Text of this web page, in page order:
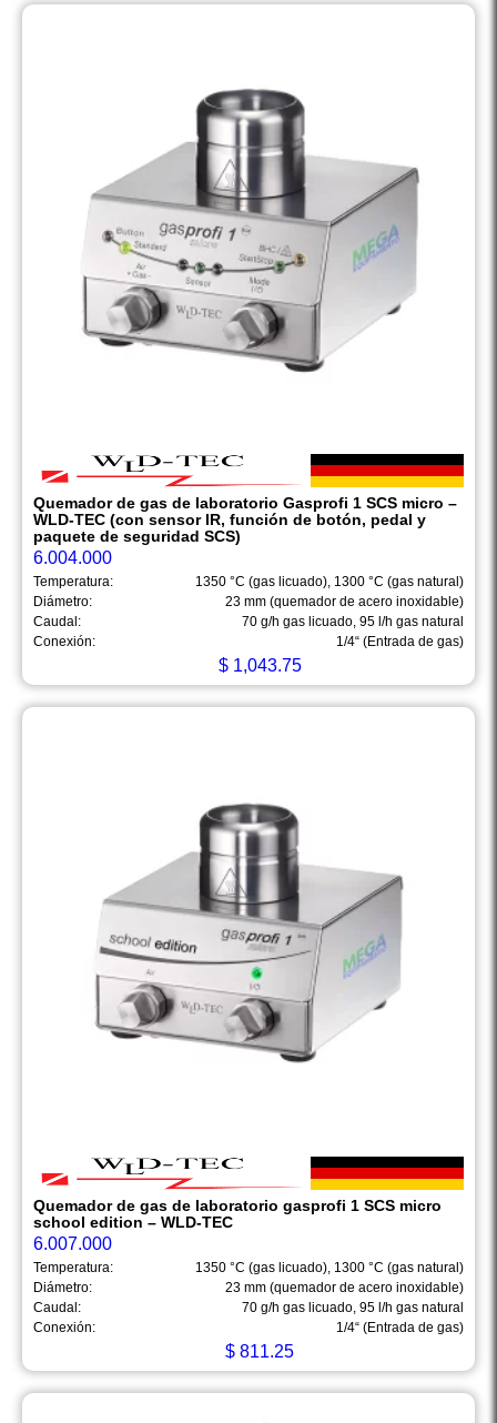
Quemador de gas de laboratorio Gasprofi 1 SCS micro –
WLD-TEC (con sensor IR, función de botón, pedal y
paquete de seguridad SCS)
6.004.000
Temperatura:
1350 °C (gas licuado), 1300 °C (gas natural)
Diámetro:
23 mm (quemador de acero inoxidable)
Caudal:
70 g/h gas licuado, 95 l/h gas natural
Conexión:
1/4“ (Entrada de gas)
$1,043.75
Quemador de gas de laboratorio gasprofi 1 SCS micro
school edition – WLD-TEC
6.007.000
Temperatura:
1350 °C (gas licuado), 1300 °C (gas natural)
Diámetro:
23 mm (quemador de acero inoxidable)
Caudal:
70 g/h gas licuado, 95 l/h gas natural
Conexión:
1/4“ (Entrada de gas)
$ 811.25